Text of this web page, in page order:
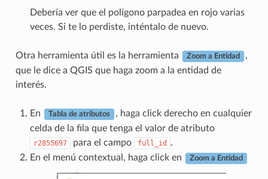
Debería ver que el polígono parpadea en rojo varias
veces. Si te lo perdiste, inténtalo de nuevo.
Otra herramienta útil es la herramienta Zoom a Entidad
,
que le dice a QGIS que haga zoom a la entidad de
interés.
En Tabla de atributos
, haga click derecho en cualquier
celda de la fila que tenga el valor de atributo
r2855697 para el campo full_id
.
En el menú contextual, haga click en
Zoom a Entidad